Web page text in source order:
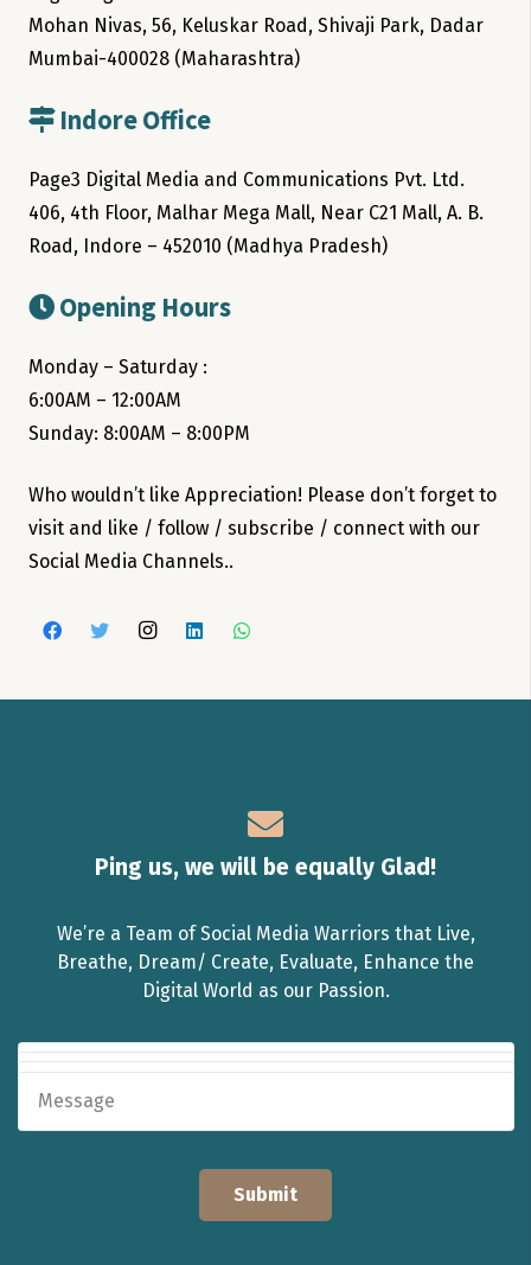
Mohan Nivas, 56, Keluskar Road, Shivaji Park, Dadar
Mumbai-400028 (Maharashtra)
Indore Office
Page3 Digital Media and Communications Pvt. Ltd.
406, 4th Floor, Malhar Mega Mall, Near C21 Mall, A. B.
Road, Indore – 452010 (Madhya Pradesh)
Opening Hours
Monday – Saturday :
6:00AM – 12:00AM
Sunday: 8:00AM – 8:00PM
Who wouldn’t like Appreciation! Please don’t forget to
visit and like / follow / subscribe / connect with our
Social Media Channels..
Ping us, we will be equally Glad!
We’re a Team of Social Media Warriors that Live,
Breathe, Dream/ Create, Evaluate, Enhance the
Digital World as our Passion.